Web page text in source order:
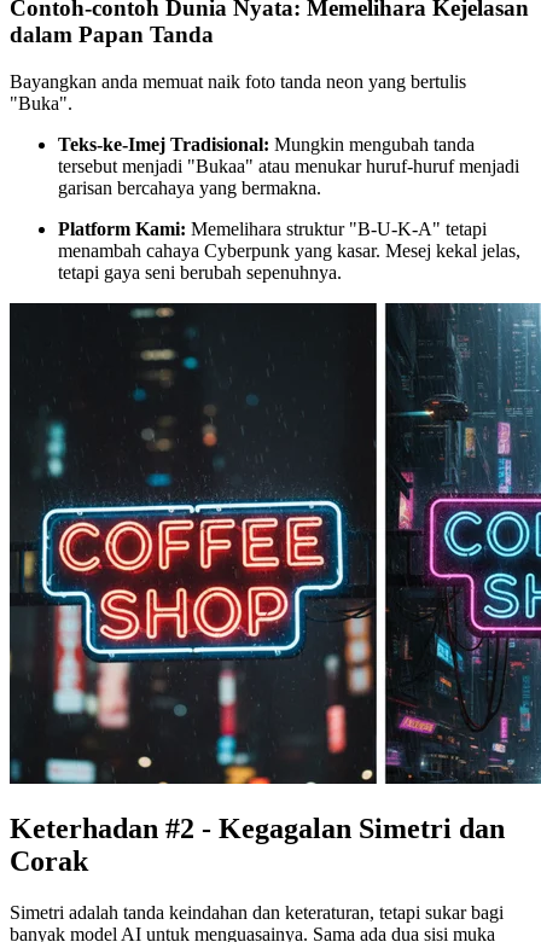
Contoh-contoh Dunia Nyata: Memelihara Kejelasan
dalam Papan Tanda
Bayangkan anda memuat naik foto tanda neon yang bertulis
"Buka".
Teks-ke-Imej Tradisional: Mungkin mengubah tanda
tersebut menjadi "Bukaa" atau menukar huruf-huruf menjadi
garisan bercahaya yang bermakna.
Platform Kami: Memelihara struktur "B-U-K-A" tetapi
menambah cahaya Cyberpunk yang kasar. Mesej kekal jelas,
tetapi gaya seni berubah sepenuhnya.
Keterhadan #2 - Kegagalan Simetri dan
Corak
Simetri adalah tanda keindahan dan keteraturan, tetapi sukar bagi
banyak model AI untuk menguasainya. Sama ada dua sisi muka